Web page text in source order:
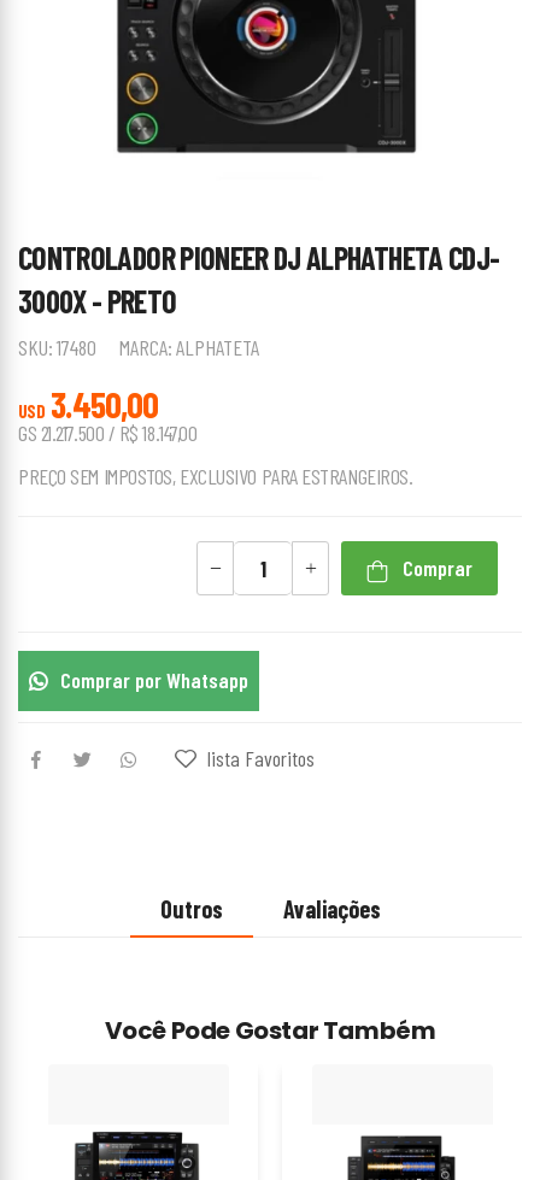
CONTROLADOR PIONEER DJ ALPHATHETA CDJ-
3000X - PRETO
SKU:17480 MARCA:ALPHATETA
USD 3.450,00
GS 21.217.500 / R$ 18.147,00
PREÇO SEM IMPOSTOS, EXCLUSIVO PARA ESTRANGEIROS.
Comprar
Comprar por Whatsapp
lista Favoritos
Outros Avaliações
Você Pode Gostar Também